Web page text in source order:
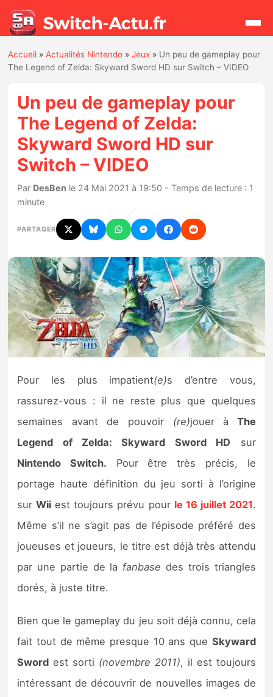
Rechercher
Actualités
Jeux
Hardware
Mises à jour
Chiffres de ventes
Rumeurs
Nintendo Direct
Tests et previews
Tests d’accessoires
Autres tests
Previews
Précommandes
Précommandes jeux Switch 2
Sorties de jeux
Bons plans
Guides
Accueil »Actualités Nintendo »Jeux » Un peu de gameplay pour
The Legend of Zelda: Skyward Sword HD sur Switch – VIDEO
Un peu de gameplay pour
The Legend of Zelda:
Skyward Sword HD sur
Switch – VIDEO
Par DesBen le 24 Mai 2021 à 19:50 - Temps de lecture : 1
minute
PARTAGER
Pour les plus impatient(e)s d’entre vous,
rassurez-vous : il ne reste plus que quelques
semaines avant de pouvoir (re)jouer à The
Legend of Zelda: Skyward Sword HD sur
Nintendo Switch. Pour être très précis, le
portage haute définition du jeu sorti à l’origine
surWii est toujours prévu pour le 16 juillet 2021.
Même s’il ne s’agit pas de l’épisode préféré des
joueuses et joueurs, le titre est déjà très attendu
par une partie de la fanbase des trois triangles
dorés, à juste titre.
Bien que le gameplay du jeu soit déjà connu, cela
fait tout de même presque 10 ans que Skyward
Sword est sorti (novembre 2011), il est toujours
intéressant de découvrir de nouvelles images de